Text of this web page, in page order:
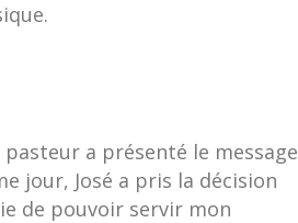
a présenté le message
jour, José a pris la décision
de pouvoir servir mon